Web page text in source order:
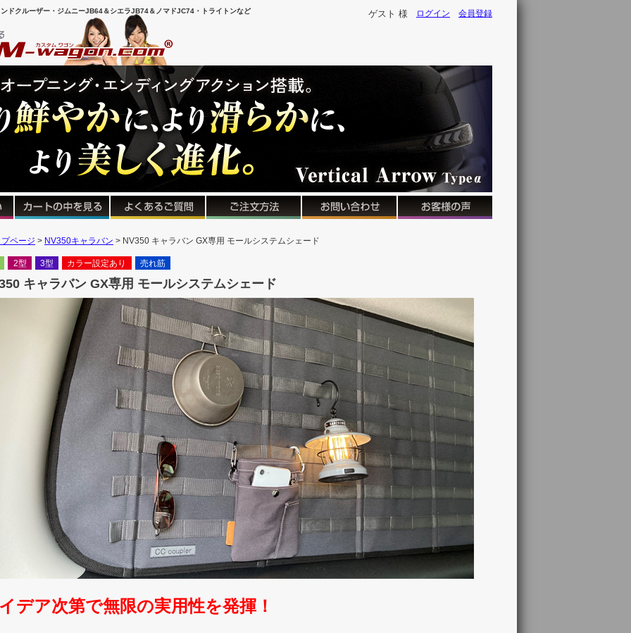
ドクルーザー・ジムニーJB64＆シエラJB74＆ノマドJC74・トライトンなど ゲスト 様 ログイン 会員登録
ページ NV350キャラバン NV350 キャラバン GX専用 モールシステムシェード
2型 3型 カラー設定あり 売れ筋
キャラバン GX専用 モールシステムシェード
デア次第で無限の実用性を発揮！